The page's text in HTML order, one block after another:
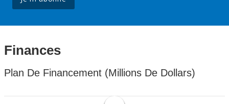
Finances
Plan De Financement (Millions De Dollars)